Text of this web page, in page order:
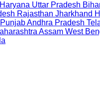
Haryana Uttar Pradesh
Rajasthan Jharkhand
PunjabAndhra Pradesh
Assam West